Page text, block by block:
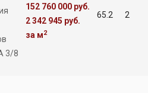
3/8
152 760 000 руб.
2 342 945 руб.
за м2
65.2 2